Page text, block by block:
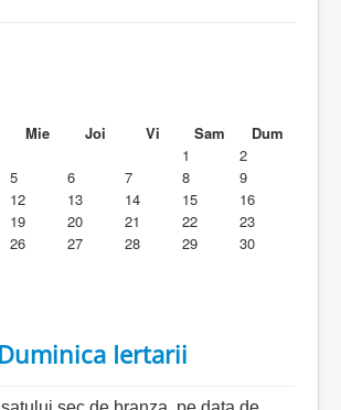
Mie Joi Vi Sam
Dum
1
2
5 6 7 8
9
12 13 14 15
16
19 20 21 22
23
26 27 28 29
30
Iertarii